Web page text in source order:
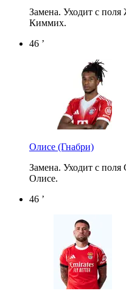
Замена. Уходит с
Киммих.
46 ’
Олисе (Гнабри)
Замена. Уходит с
Олисе.
46 ’